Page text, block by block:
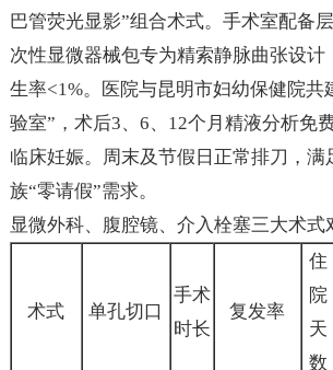
巴管荧光显影”组合术式。手术室配备
次性显微器械包专为精索静脉曲张设计
生率<1%。医院与昆明市妇幼保健院共
验室”，术后3、6、12个月精液分析免
临床妊娠。周末及节假日正常排刀，满
族“零请假”需求。
显微外科、腹腔镜、介入栓塞三大术式
术式 单孔切口
手术
时长
复发率
住
院
天
数